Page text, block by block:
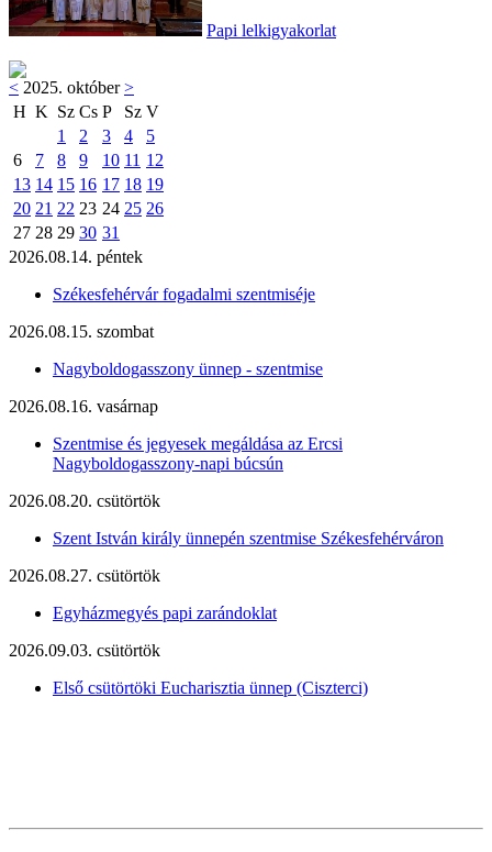
Papi lelkigyakorlat
< 2025. október>
H K Sz Cs P Sz V
1
2 3 4
5
6
7 8 9 10 11 12
13 14 15 16 17 18 19
20 21 22 23 24 25 26
27 28 29 30 31
2026.08.14. péntek
Székesfehérvár fogadalmi szentmiséje
2026.08.15. szombat
Nagyboldogasszony ünnep - szentmise
2026.08.16. vasárnap
Szentmise és jegyesek megáldása az Ercsi
Nagyboldogasszony-napi búcsún
2026.08.20. csütörtök
Szent István király ünnepén szentmise Székesfehérváron
2026.08.27. csütörtök
Egyházmegyés papi zarándoklat
2026.09.03. csütörtök
Első csütörtöki Eucharisztia ünnep (Ciszterci)